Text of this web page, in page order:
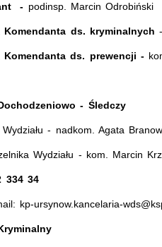
- podinsp. Marcin Odrobiński
Komendanta ds. kryminalnych
Komendanta ds. prewencji -
- Śledczy
Wydziału - nadkom. Agata
Wydziału - kom. Marcin
334 34
kp-ursynow.kancelaria-